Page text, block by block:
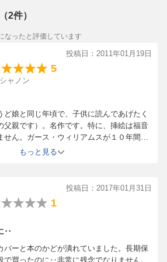
2件）
なったと評価しています
投稿日：2011年01月19日
5
ャノン
ど娘と同じ年頃で、子供に読んであげたく
父親です）。名作です。特に、挿絵は福音
せん。ガース・ウィリアムスが１０年間か
家の足取りをたっどて書いた挿絵は、作品
もっと見る
投稿日：2017年01月31日
1
‥
バーと本のかどが潰れていました。長期保
で買ったのに‥非常に残念でなりません。